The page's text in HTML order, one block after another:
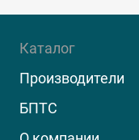
Каталог
Производители
БПТС